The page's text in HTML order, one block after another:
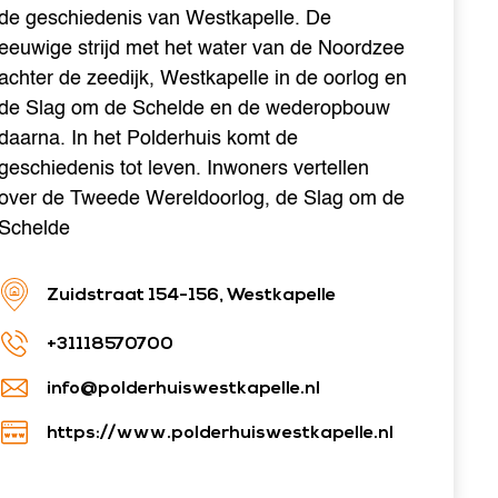
geschiedenis van Westkapelle. De
strijd met het water van de Noordzee
de zeedijk, Westkapelle in de oorlog en
Slag om de Schelde en de wederopbouw
In het Polderhuis komt de
tot leven. Inwoners vertellen
de Tweede Wereldoorlog, de Slag om de
Zuidstraat 154-156, Westkapelle
+31118570700
info@polderhuiswestkapelle.nl
https://www.polderhuiswestkapelle.nl